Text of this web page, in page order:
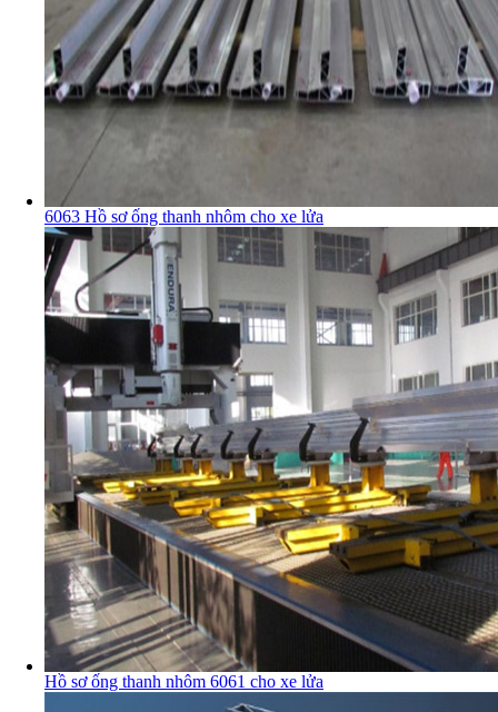
6063 Hồ sơ ống thanh nhôm cho xe lửa
Hồ sơ ống thanh nhôm 6061 cho xe lửa